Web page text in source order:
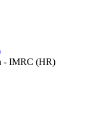
- IMRC (HR)